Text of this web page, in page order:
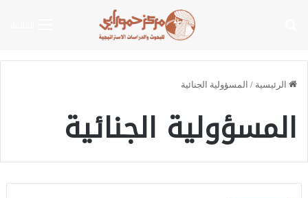
الرئيسية / المسؤولية الجنائية
المسؤولية الجنائية